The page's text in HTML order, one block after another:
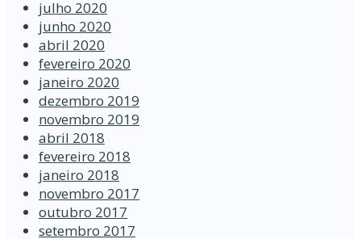
julho 2020
junho 2020
abril 2020
fevereiro 2020
janeiro 2020
dezembro 2019
novembro 2019
abril 2018
fevereiro 2018
janeiro 2018
novembro 2017
outubro 2017
setembro 2017